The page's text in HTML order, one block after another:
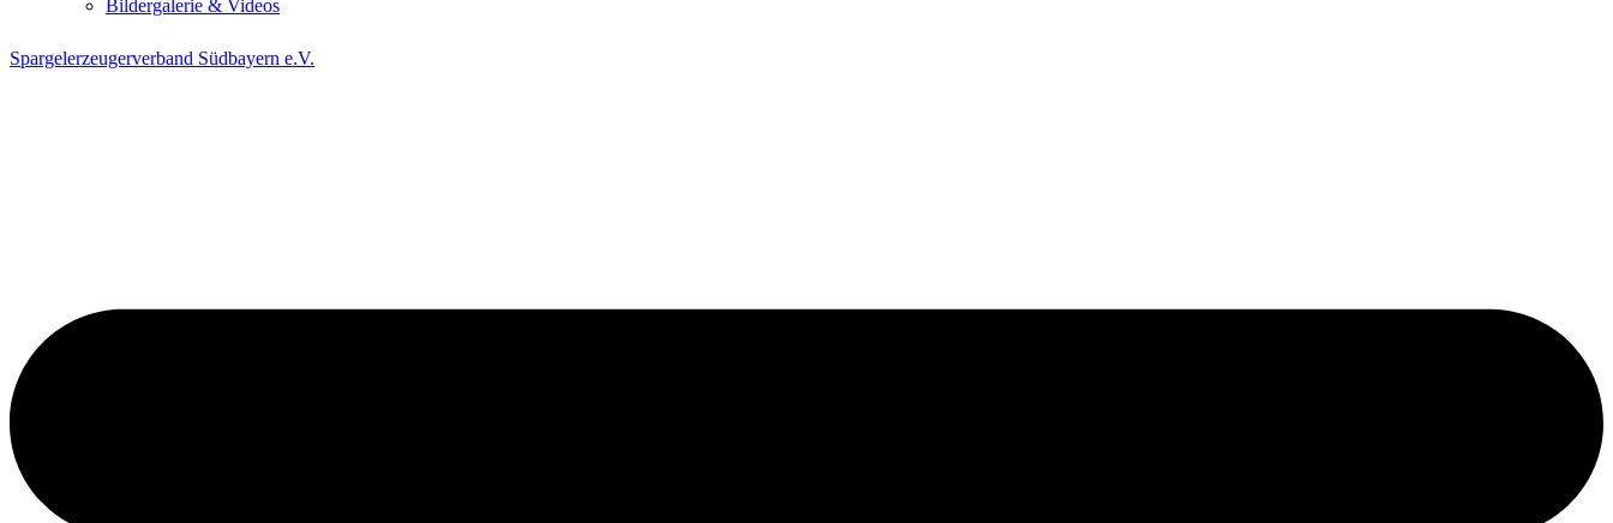
Bildergalerie & Videos
Spargelerzeugerverband Südbayern e.V.